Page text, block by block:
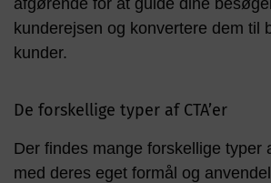
kunderejsen og konvertere dem til
kunder.
De forskellige typer af CTA’er
Der findes mange forskellige typer
med deres eget formål og